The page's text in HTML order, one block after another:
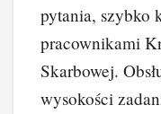
pytania, szybko
pracownikami
Skarbowej.
wysokości